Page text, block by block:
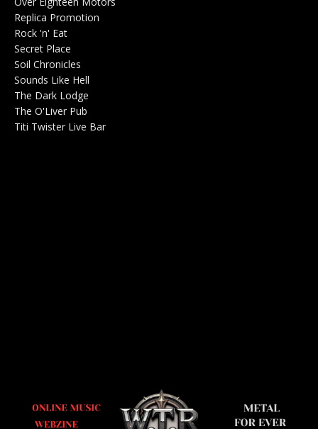
Replica Promotion
Rock 'n' Eat
Secret Place
Soil Chronicles
Sounds Like Hell
The Dark Lodge
The O'Liver Pub
Titi Twister Live Bar